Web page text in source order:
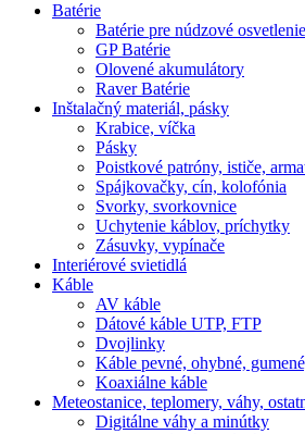
Batérie
Batérie pre núdzové osvetlenie
GP Batérie
Olovené akumulátory
Raver Batérie
Inštalačný materiál, pásky
Krabice, víčka
Pásky
Poistkové patróny, ističe,
Spájkovačky, cín, kolofónia
Svorky, svorkovnice
Uchytenie káblov, príchytky
Zásuvky, vypínače
Interiérové svietidlá
Káble
AV káble
Dátové káble UTP, FTP
Dvojlinky
Káble pevné, ohybné,
Koaxiálne káble
Meteostanice, teplomery, váhy,
Digitálne váhy a minútky